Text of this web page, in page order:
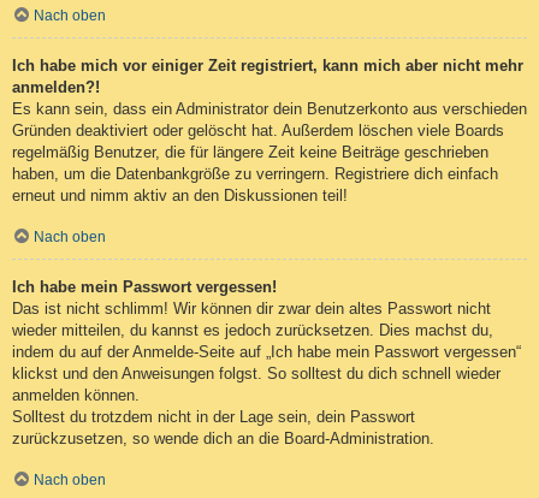
Nach oben
Ich habe mich vor einiger Zeit registriert, kann mich aber nicht mehr
anmelden?!
Es kann sein, dass ein Administrator dein Benutzerkonto aus verschieden
Gründen deaktiviert oder gelöscht hat. Außerdem löschen viele Boards
regelmäßig Benutzer, die für längere Zeit keine Beiträge geschrieben
haben, um die Datenbankgröße zu verringern. Registriere dich einfach
erneut und nimm aktiv an den Diskussionen teil!
Nach oben
Ich habe mein Passwort vergessen!
Das ist nicht schlimm! Wir können dir zwar dein altes Passwort nicht
wieder mitteilen, du kannst es jedoch zurücksetzen. Dies machst du,
indem du auf der Anmelde-Seite auf „Ich habe mein Passwort vergessen“
klickst und den Anweisungen folgst. So solltest du dich schnell wieder
anmelden können.
Solltest du trotzdem nicht in der Lage sein, dein Passwort
zurückzusetzen, so wende dich an die Board-Administration.
Nach oben